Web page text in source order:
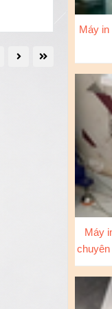
Máy in
Máy
chuyên